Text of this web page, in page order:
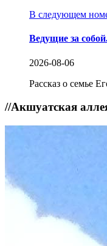
В следующем
Ведущие за
2026-08-06
Рассказ о семье
//Акшуатская